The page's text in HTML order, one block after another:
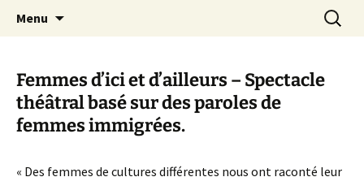
Canal Marches
Menu
Femmes d’ici et d’ailleurs – Spectacle
théâtral basé sur des paroles de
femmes immigrées.
« Des femmes de cultures différentes nous ont raconté leur